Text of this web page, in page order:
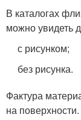
В каталогах
можно увидеть
с рисунком;
без рисунка.
Фактура
на